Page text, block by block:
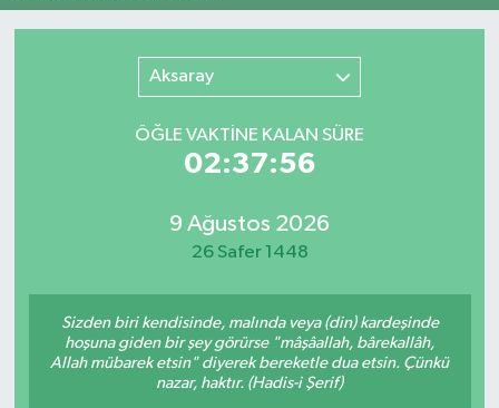
Aksaray
ÖĞLE VAKTİNE KALAN SÜRE
02:37:56
9 Ağustos 2026
26 Safer 1448
Sizden biri kendisinde, malında veya (din) kardeşinde
hoşuna giden bir şey görürse "mâşâallah, bârekallâh,
Allah mübarek etsin" diyerek bereketle dua etsin. Çünkü
nazar, haktır. (Hadis-i Şerif)
Son Dakika Haberleri